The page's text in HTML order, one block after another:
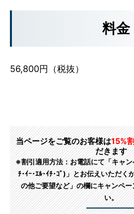
料金
56,800円（税抜）
当ページをご覧のお客様は15%
だきます
※割引適用方法：お電話にて「キャ
ﾁ･ｲｰ･ｴﾙ･ｲﾁ･ｺﾞ)」とお伝えいただく
の他ご要望など」の欄にキャンペ
い。